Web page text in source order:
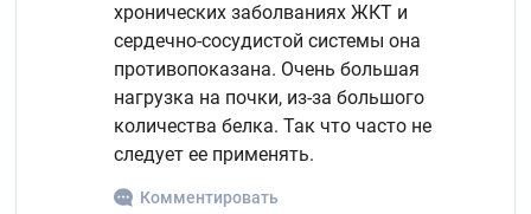
хронических заболваниях ЖКТ и
сердечно-сосудистой системы она
противопоказана. Очень большая
нагрузка на почки, из-за большого
количества белка. Так что часто не
следует ее применять.
Комментировать